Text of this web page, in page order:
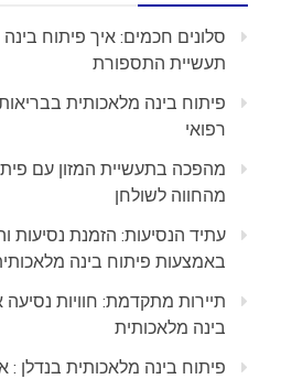
סלונים חכמים: איך פיתוח
תעשיית התספורת
פיתוח בינה מלאכותית
רפואי
מהפכה בתעשיית המזון עם
מהחווה לשולחן
עתיד הנסיעות: הזמנת נסיעות
באמצעות פיתוח בינה
תיירות מתקדמת: חוויות
בינה מלאכותית
פיתוח בינה מלאכותית בנדלן :